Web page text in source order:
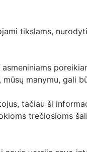
tikslams,
manymu,
tačiau ši
trečiosioms